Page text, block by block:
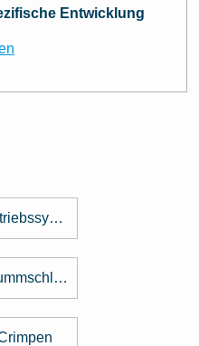
Entwicklung
Betriebssystem
Brummschleifen